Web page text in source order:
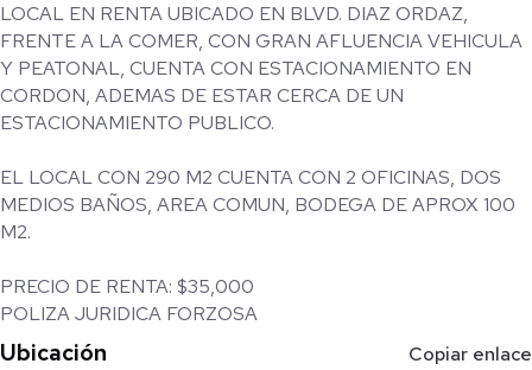
LOCAL EN RENTA UBICADO EN BLVD. DIAZ ORDAZ,
FRENTE A LA COMER, CON GRAN AFLUENCIA VEHICULA
Y PEATONAL, CUENTA CON ESTACIONAMIENTO EN
CORDON, ADEMAS DE ESTAR CERCA DE UN
ESTACIONAMIENTO PUBLICO.
EL LOCAL CON 290 M2 CUENTA CON 2 OFICINAS, DOS
MEDIOS BAÑOS, AREA COMUN, BODEGA DE APROX 100
M2.
PRECIO DE RENTA: $35,000
POLIZA JURIDICA FORZOSA
Ubicación Copiar enlace